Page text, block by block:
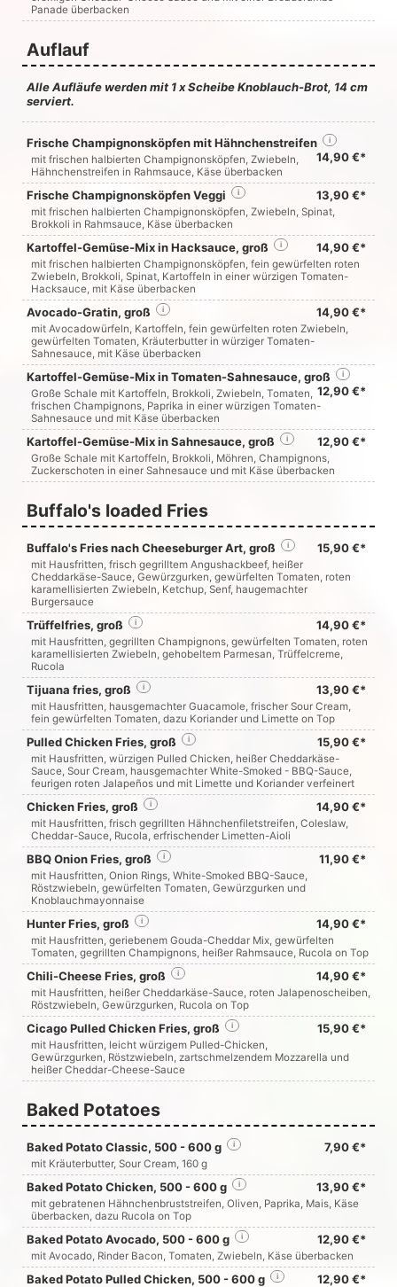
Panade überbacken
Auflauf
Alle Aufläufe werden mit 1 x Scheibe Knoblauch-Brot, 14 cm
serviert.
Frische Champignonsköpfen mit Hähnchenstreifen
14,90 €*
i
mit frischen halbierten Champignonsköpfen, Zwiebeln,
Hähnchenstreifen in Rahmsauce, Käse überbacken
Frische Champignonsköpfen Veggi 13,90 €*
i
mit frischen halbierten Champignonsköpfen, Zwiebeln, Spinat,
Brokkoli in Rahmsauce, Käse überbacken
Kartoffel-Gemüse-Mix in Hacksauce, groß 14,90 €*
i
mit frischen halbierten Champignonsköpfen, fein gewürfelten roten
Zwiebeln, Brokkoli, Spinat, Kartoffeln in einer würzigen Tomaten-
Hacksauce, mit Käse überbacken
Avocado-Gratin, groß 14,90 €*
i
mit Avocadowürfeln, Kartoffeln, fein gewürfelten roten Zwiebeln,
gewürfelten Tomaten, Kräuterbutter in würziger Tomaten-
Sahnesauce, mit Käse überbacken
Kartoffel-Gemüse-Mix in Tomaten-Sahnesauce, groß
12,90 €*
i
Große Schale mit Kartoffeln, Brokkoli, Zwiebeln, Tomaten,
frischen Champignons, Paprika in einer würzigen Tomaten-
Sahnesauce und mit Käse überbacken
Kartoffel-Gemüse-Mix in Sahnesauce, groß 12,90 €*
i
Große Schale mit Kartoffeln, Brokkoli, Möhren, Champignons,
Zuckerschoten in einer Sahnesauce und mit Käse überbacken
Buffalo's loaded Fries
Buffalo's Fries nach Cheeseburger Art, groß 15,90 €*
i
mit Hausfritten, frisch gegrilltem Angushackbeef, heißer
Cheddarkäse-Sauce, Gewürzgurken, gewürfelten Tomaten, roten
karamellisierten Zwiebeln, Ketchup, Senf, haugemachter
Burgersauce
Trüffelfries, groß 14,90 €*
i
mit Hausfritten, gegrillten Champignons, gewürfelten Tomaten, roten
karamellisierten Zwiebeln, gehobeltem Parmesan, Trüffelcreme,
Rucola
Tijuana fries, groß 13,90 €*
i
mit Hausfritten, hausgemachter Guacamole, frischer Sour Cream,
fein gewürfelten Tomaten, dazu Koriander und Limette on Top
Pulled Chicken Fries, groß 15,90 €*
i
mit Hausfritten, würzigen Pulled Chicken, heißer Cheddarkäse-
Sauce, Sour Cream, hausgemachter White-Smoked - BBQ-Sauce,
feurigen roten Jalapeños und mit Limette und Koriander verfeinert
Chicken Fries, groß 14,90 €*
i
mit Hausfritten, frisch gegrillten Hähnchenfiletstreifen, Coleslaw,
Cheddar-Sauce, Rucola, erfrischender Limetten-Aioli
BBQ Onion Fries, groß 11,90 €*
i
mit Hausfritten, Onion Rings, White-Smoked BBQ-Sauce,
Röstzwiebeln, gewürfelten Tomaten, Gewürzgurken und
Knoblauchmayonnaise
Hunter Fries, groß 14,90 €*
i
mit Hausfritten, geriebenem Gouda-Cheddar Mix, gewürfelten
Tomaten, gegrillten Champignons, heißer Rahmsauce, Rucola on Top
Chili-Cheese Fries, groß 14,90 €*
i
mit Hausfritten, heißer Cheddarkäse-Sauce, roten Jalapenoscheiben,
Röstzwiebeln, Gewürzgurken, Rucola on Top
Cicago Pulled Chicken Fries, groß 15,90 €*
i
mit Hausfritten, leicht würzigem Pulled-Chicken,
Gewürzgurken, Röstzwiebeln, zartschmelzendem Mozzarella und
heißer Cheddar-Cheese-Sauce
Baked Potatoes
Baked Potato Classic, 500 - 600 g 7,90 €*
i
mit Kräuterbutter, Sour Cream, 160 g
Baked Potato Chicken, 500 - 600 g 13,90 €*
i
mit gebratenen Hähnchenbruststreifen, Oliven, Paprika, Mais, Käse
überbacken, dazu Rucola on Top
Baked Potato Avocado, 500 - 600 g 12,90 €*
i
mit Avocado, Rinder Bacon, Tomaten, Zwiebeln, Käse überbacken
Baked Potato Pulled Chicken, 500 - 600 g 12,90 €*
i